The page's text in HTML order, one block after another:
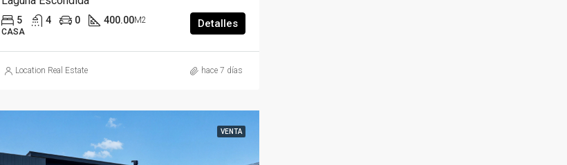
5 4 0 400.00M2
CASA
Detalles
Location Real Estate hace 7 días
VENTA